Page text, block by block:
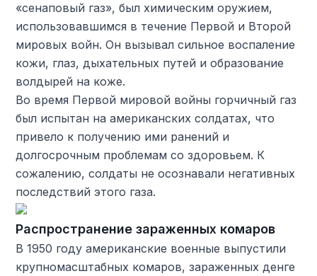
«сенаповый газ», был химическим оружием,
использовавшимся в течение Первой и Второй
мировых войн. Он вызывал сильное воспаление
кожи, глаз, дыхательных путей и образование
волдырей на коже.
Во время Первой мировой войны горчичный газ
был испытан на американских солдатах, что
привело к получению ими ранений и
долгосрочным проблемам со здоровьем. К
сожалению, солдаты не осознавали негативных
последствий этого газа.
Распространение зараженных комаров
В 1950 году американские военные выпустили
крупномасштабных комаров, зараженных денге